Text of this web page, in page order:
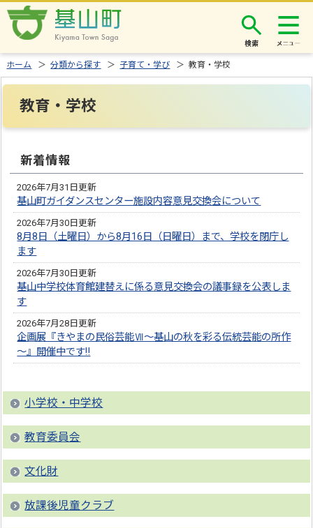
検索
ホーム ＞分類から探す ＞ 子育て・学び ＞ 教育・学校
教育・学校
新着情報
2026年7月31日更新
基山町ガイダンスセンター施設内容意見交換会について
2026年7月30日更新
8月8日（土曜日）から8月16日（日曜日）まで、学校を閉庁し
ます
2026年7月30日更新
基山中学校体育館建替えに係る意見交換会の議事録を公表しま
す
2026年7月28日更新
企画展『きやまの民俗芸能Ⅶ～基山の秋を彩る伝統芸能の所作
～』開催中です‼
小学校・中学校
教育委員会
文化財
放課後児童クラブ